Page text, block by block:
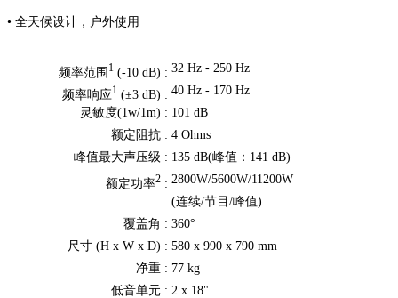
• 全天候设计，户外使用
频率范围 1 (-10 dB) : 32 Hz - 250 Hz
频率响应1 (±3 dB) : 40 Hz - 170 Hz
灵敏度(1w/1m) : 101 dB
额定阻抗 : 4 Ohms
峰值最大声压级 : 135 dB(峰值：141 dB)
额定功率2 : 2800W/5600W/11200W
(连续/节目/峰值)
覆盖角 : 360°
尺寸 (H x W x D) : 580 x 990 x 790 mm
净重 : 77 kg
低音单元 : 2 x 18"